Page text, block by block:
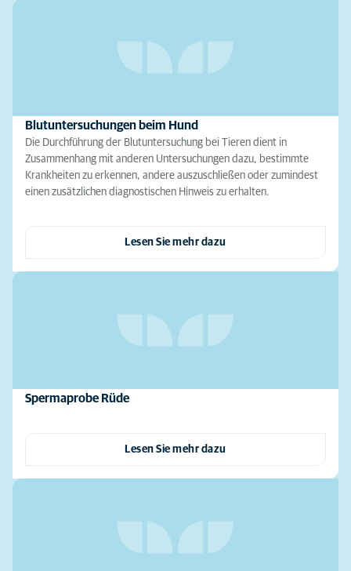
Blutuntersuchungen beim Hund
Die Durchführung der Blutuntersuchung bei Tieren dient in
Zusammenhang mit anderen Untersuchungen dazu, bestimmte
Krankheiten zu erkennen, andere auszuschließen oder zumindest
einen zusätzlichen diagnostischen Hinweis zu erhalten.
Lesen Sie mehr dazu
Spermaprobe Rüde
Lesen Sie mehr dazu